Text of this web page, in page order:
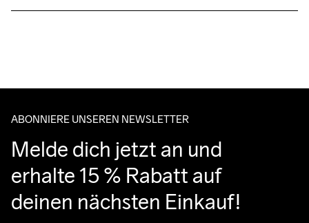
entgegennehmen kannst.
ABONNIERE UNSEREN NEWSLETTER
Melde dich jetzt an und
erhalte 15 % Rabatt auf
deinen nächsten Einkauf!